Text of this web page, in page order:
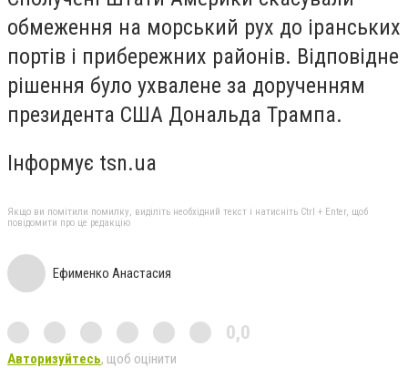
обмеження на морський рух до іранських
портів і прибережних районів. Відповідне
рішення було ухвалене за дорученням
президента США Дональда Трампа.
Інформує tsn.ua
Якщо ви помітили помилку, виділіть необхідний текст і натисніть Ctrl + Enter, щоб
повідомити про це редакцію
Ефименко Анастасия
0,0
Авторизуйтесь, щоб оцінити